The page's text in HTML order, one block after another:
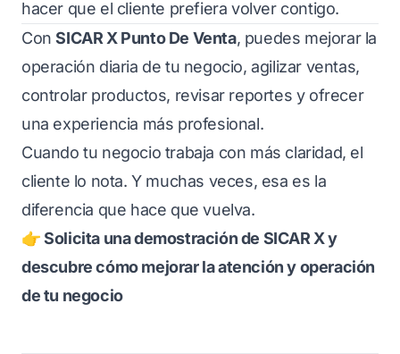
hacer que el cliente prefiera volver contigo.
ConSICAR X Punto De Venta, puedes mejorar la
operación diaria de tu negocio, agilizar ventas,
controlar productos, revisar reportes y ofrecer
una experiencia más profesional.
Cuando tu negocio trabaja con más claridad, el
cliente lo nota. Y muchas veces, esa es la
diferencia que hace que vuelva.
👉 Solicita una demostración de SICAR X y
descubre cómo mejorar la atención y operación
de tu negocio